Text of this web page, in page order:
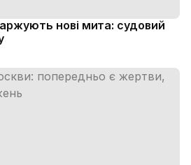
нові мита: судовий